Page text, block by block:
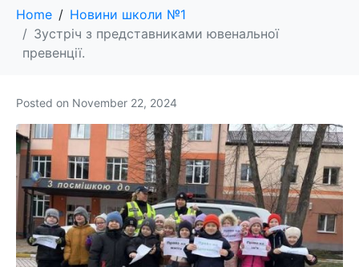
Home
Новини школи №1
Зустріч з представниками ювенальної
превенції.
Posted on November 22, 2024